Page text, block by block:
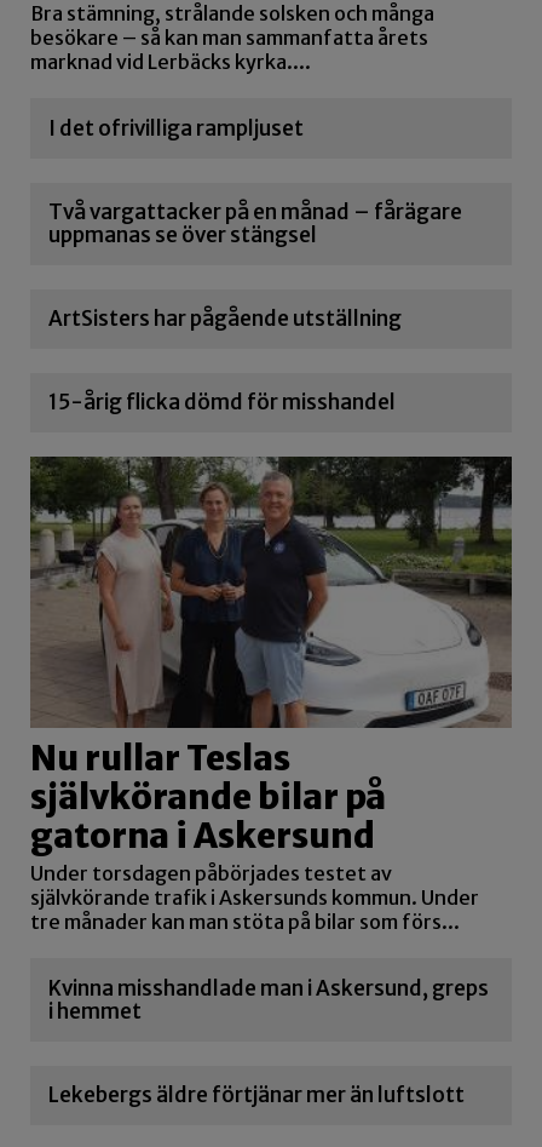
Bra stämning, strålande solsken och många
besökare – så kan man sammanfatta årets
marknad vid Lerbäcks kyrka....
I det ofrivilliga rampljuset
Två vargattacker på en månad – fårägare
uppmanas se över stängsel
ArtSisters har pågående utställning
15-årig flicka dömd för misshandel
Nu rullar Teslas
självkörande bilar på
gatorna i Askersund
Under torsdagen påbörjades testet av
självkörande trafik i Askersunds kommun. Under
tre månader kan man stöta på bilar som förs...
Kvinna misshandlade man i Askersund, greps
i hemmet
Lekebergs äldre förtjänar mer än luftslott